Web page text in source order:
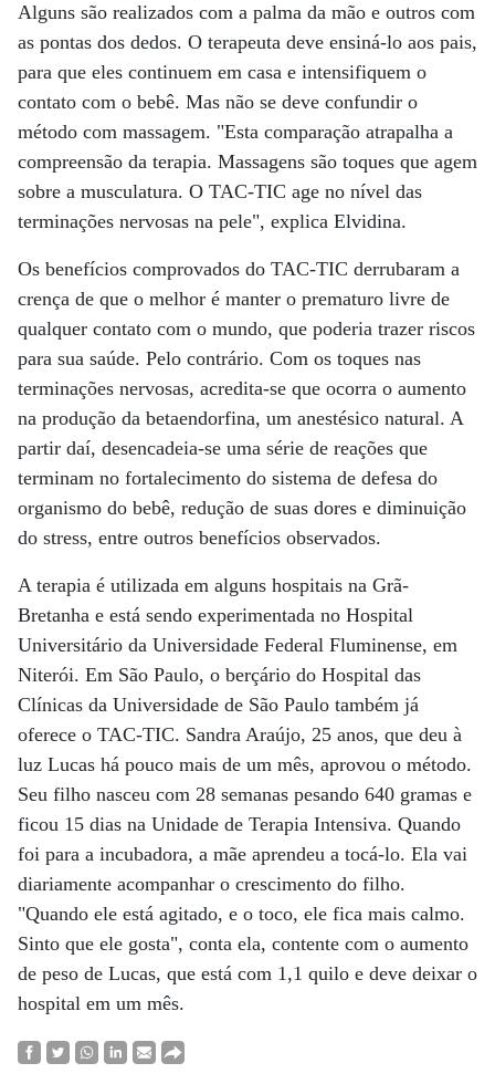
Alguns são realizados com a palma da mão e outros com
as pontas dos dedos. O terapeuta deve ensiná-lo aos pais,
para que eles continuem em casa e intensifiquem o
contato com o bebê. Mas não se deve confundir o
método com massagem. "Esta comparação atrapalha a
compreensão da terapia. Massagens são toques que agem
sobre a musculatura. O TAC-TIC age no nível das
terminações nervosas na pele", explica Elvidina.
Os benefícios comprovados do TAC-TIC derrubaram a
crença de que o melhor é manter o prematuro livre de
qualquer contato com o mundo, que poderia trazer riscos
para sua saúde. Pelo contrário. Com os toques nas
terminações nervosas, acredita-se que ocorra o aumento
na produção da betaendorfina, um anestésico natural. A
partir daí, desencadeia-se uma série de reações que
terminam no fortalecimento do sistema de defesa do
organismo do bebê, redução de suas dores e diminuição
do stress, entre outros benefícios observados.
A terapia é utilizada em alguns hospitais na Grã-
Bretanha e está sendo experimentada no Hospital
Universitário da Universidade Federal Fluminense, em
Niterói. Em São Paulo, o berçário do Hospital das
Clínicas da Universidade de São Paulo também já
oferece o TAC-TIC. Sandra Araújo, 25 anos, que deu à
luz Lucas há pouco mais de um mês, aprovou o método.
Seu filho nasceu com 28 semanas pesando 640 gramas e
ficou 15 dias na Unidade de Terapia Intensiva. Quando
foi para a incubadora, a mãe aprendeu a tocá-lo. Ela vai
diariamente acompanhar o crescimento do filho.
"Quando ele está agitado, e o toco, ele fica mais calmo.
Sinto que ele gosta", conta ela, contente com o aumento
de peso de Lucas, que está com 1,1 quilo e deve deixar o
hospital em um mês.